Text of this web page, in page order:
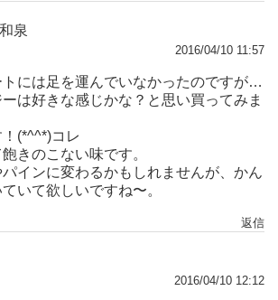
泉
2016/04/10 11:57
には足を運んでいなかったのですが…
は好きな感じかな？と思い買ってみま
(*^^*)コレ
きのこない味です。
インに変わるかもしれませんが、かん
いて欲しいですね〜。
返信
2016/04/10 12:12